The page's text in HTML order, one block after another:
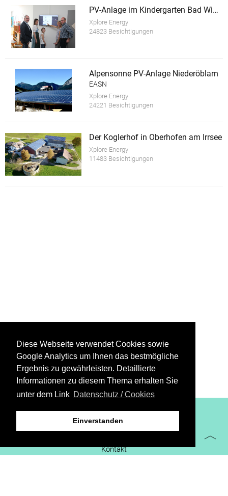
Diese Webseite verwendet Cookies sowie
Google Analytics um Ihnen das bestmögliche
Ergebnis zu gewährleisten. Detaillierte
Informationen zu diesem Thema erhalten Sie
unter dem Link Datenschutz / Cookies
Einverstanden
PV-Anlage im Kindergarten Bad Wimsbach-Neydharting
Xplore Energy
24823 Besichtigungen
Alpensonne PV-Anlage Niederöblarn
EASN
Xplore Energy
24221 Besichtigungen
Der Koglerhof in Oberhofen am Irrsee
Xplore Energy
11483 Besichtigungen
XiBIT Infoguide 2021
Kontakt